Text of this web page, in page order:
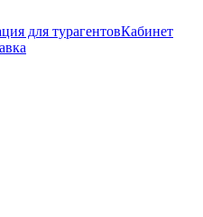
для турагентовКабинет